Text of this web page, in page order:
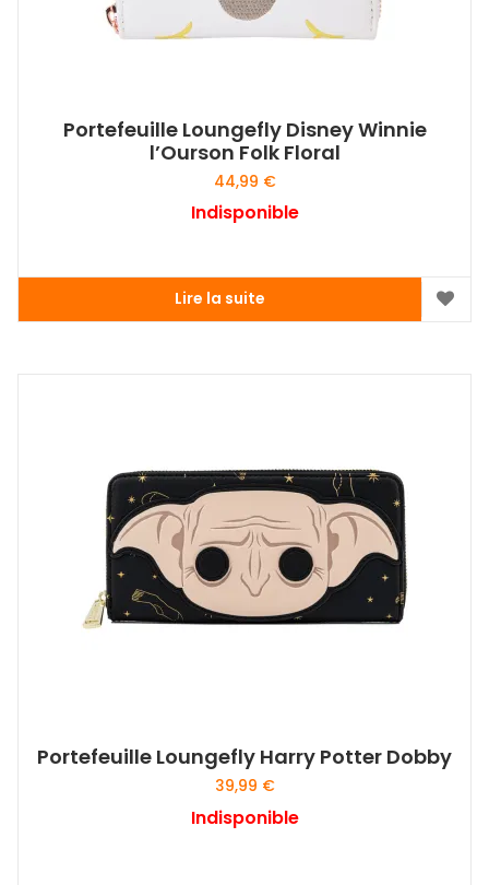
Portefeuille Loungefly Disney Winnie
l’Ourson Folk Floral
44,99 €
Indisponible
Lire la suite
Portefeuille Loungefly Harry Potter Dobby
39,99 €
Indisponible